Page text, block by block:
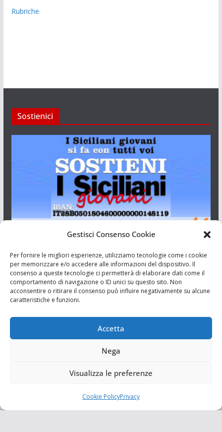
Gestisci Consenso Cookie
Per fornire le migliori esperienze, utilizziamo tecnologie come i cookie
per memorizzare e/o accedere alle informazioni del dispositivo. Il
consenso a queste tecnologie ci permetterà di elaborare dati come il
comportamento di navigazione o ID unici su questo sito. Non
acconsentire o ritirare il consenso può influire negativamente su alcune
caratteristiche e funzioni.
Accetta
Nega
Visualizza le preferenze
Cookie PolicyPrivacy
Rubriche
Sostienici
Aut. del tribunale di Catania n.23/2011 del 20/09/2011 Dir.
Resp. Riccardo Orioles.
Associazione Culturale I Siciliani Giovani
via Randazzo 27 Catania
I Siciliani Giovani. Tutti i diritti riservati.
Tema:ColorMagdi ThemeGrill. Powered byWordPress.